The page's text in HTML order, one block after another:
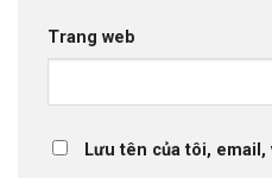
Trang web
Lưu tên của tôi,